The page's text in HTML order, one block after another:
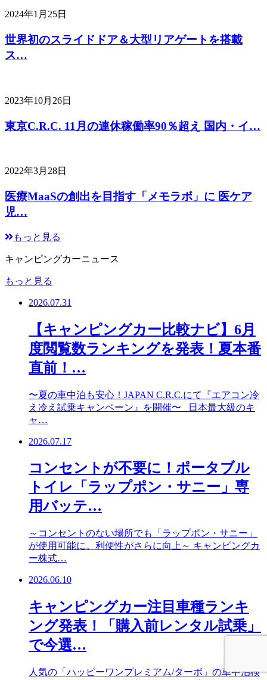
2024年1月25日
世界初のスライドドア＆大型リアゲートを搭載
ス…
2023年10月26日
東京C.R.C. 11月の連休稼働率90％超え 国内・イ…
2022年3月28日
医療MaaSの創出を目指す「メモラボ」に 医ケア
児…
もっと見る
キャンピングカーニュース
もっと見る
2026.07.31
【キャンピングカー比較ナビ】6月
度閲覧数ランキングを発表！夏本番
直前！…
〜夏の車中泊も安心！JAPAN C.R.C.にて『エアコン冷
え冷え試乗キャンペーン』を開催〜 日本最大級のキ
ャ…
2026.07.17
コンセントが不要に！ポータブル
トイレ「ラップポン・サニー」専
用バッテ…
～コンセントのない場所でも「ラップポン・サニー」
が使用可能に。利便性がさらに向上～ キャンピングカ
ー株式…
2026.06.10
キャンピングカー注目車種ランキ
ング発表！「購入前レンタル試乗」
で今選…
人気の「ハッピーワンプレミアム/ターボ」の車中泊検